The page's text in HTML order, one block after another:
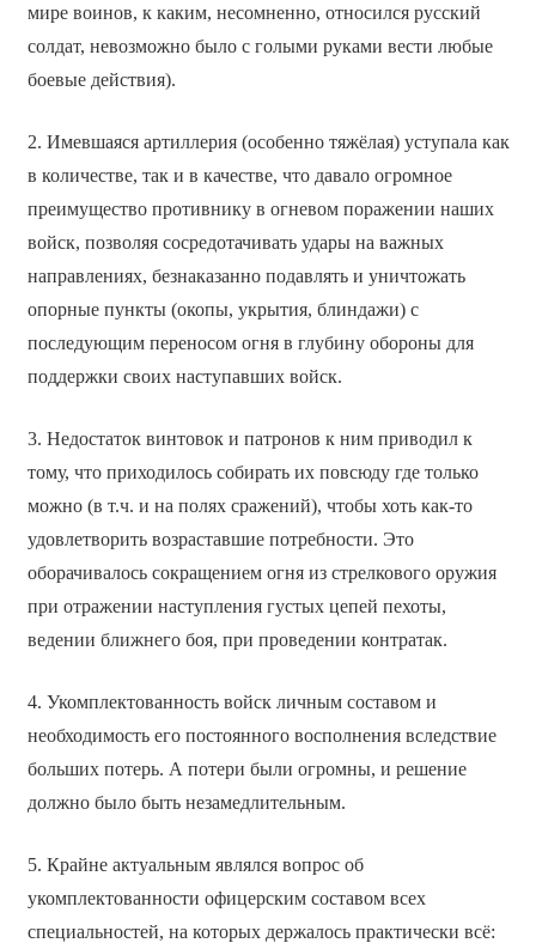
мире воинов, к каким, несомненно, относился русский
солдат, невозможно было с голыми руками вести любые
боевые действия).
2. Имевшаяся артиллерия (особенно тяжёлая) уступала как
в количестве, так и в качестве, что давало огромное
преимущество противнику в огневом поражении наших
войск, позволяя сосредотачивать удары на важных
направлениях, безнаказанно подавлять и уничтожать
опорные пункты (окопы, укрытия, блиндажи) с
последующим переносом огня в глубину обороны для
поддержки своих наступавших войск.
3. Недостаток винтовок и патронов к ним приводил к
тому, что приходилось собирать их повсюду где только
можно (в т.ч. и на полях сражений), чтобы хоть как-то
удовлетворить возраставшие потребности. Это
оборачивалось сокращением огня из стрелкового оружия
при отражении наступления густых цепей пехоты,
ведении ближнего боя, при проведении контратак.
4. Укомплектованность войск личным составом и
необходимость его постоянного восполнения вследствие
больших потерь. А потери были огромны, и решение
должно было быть незамедлительным.
5. Крайне актуальным являлся вопрос об
укомплектованности офицерским составом всех
специальностей, на которых держалось практически всё: